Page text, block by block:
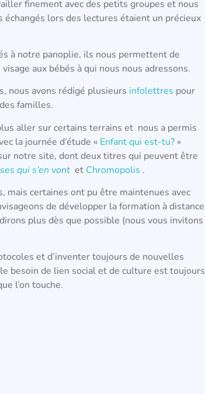
finement avec des petits groupes et nous
lors des lectures étaient un précieux
à notre panoplie, ils nous permettent de
aux bébés à qui nous nous adressons.
nous avons rédigé plusieurs infolettres pour
familles.
aller sur certains terrains et nous a permis
la journée d’étude « Enfant qui est-tu? »
notre site, dont deux titres qui peuvent être
qui s’en vont et Chromopolis .
mais certaines ont pu être maintenues avec
de développer la formation à distance
plus dès que possible (nous vous invitons
et d’inventer toujours de nouvelles
besoin de lien social et de culture est toujours
l’on touche.